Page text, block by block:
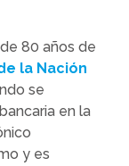
80 años de
la Nación
se
en la
y es